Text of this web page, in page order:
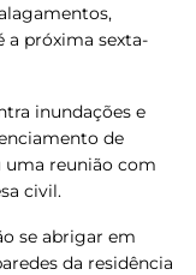
a próxima sexta-
inundações e
de
uma reunião com
civil.
se abrigar em
da residência